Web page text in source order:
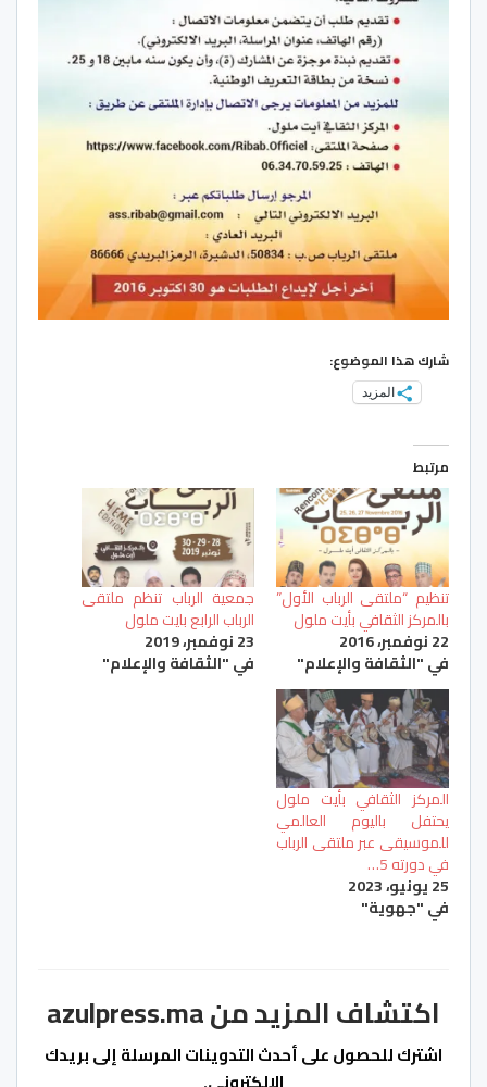
شارك هذا الموضوع:
المزيد
مرتبط
تنظيم “ملتقى الرباب الأول”
بالمركز الثقافي بأيت ملول
22 نوفمبر، 2016
في "الثقافة والإعلام"
جمعية الرباب تنظم ملتقى
الرباب الرابع بايت ملول
23 نوفمبر، 2019
في "الثقافة والإعلام"
المركز الثقافي بأيت ملول
يحتفل باليوم العالمي
للموسيقى عبر ملتقى الرباب
في دورته 5…
25 يونيو، 2023
في "جهوية"
اكتشاف المزيد من azulpress.ma
اشترك للحصول على أحدث التدوينات المرسلة إلى بريدك